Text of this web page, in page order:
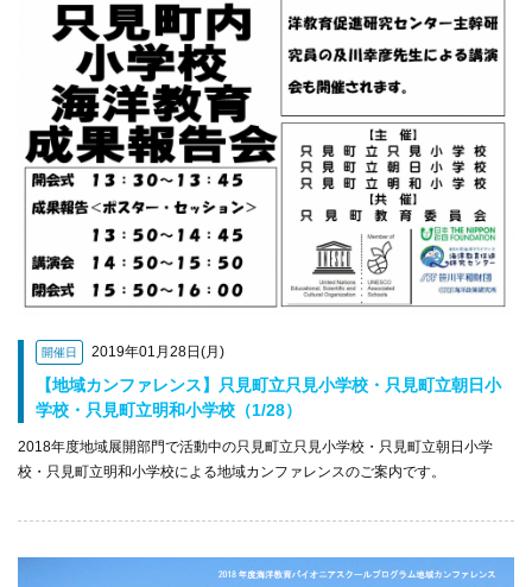
開催日 2019年01月28日(月)
【地域カンファレンス】只見町立只見小学校・只見町立朝日小
学校・只見町立明和小学校（1/28）
2018年度地域展開部門で活動中の只見町立只見小学校・只見町立朝日小学
校・只見町立明和小学校による地域カンファレンスのご案内です。